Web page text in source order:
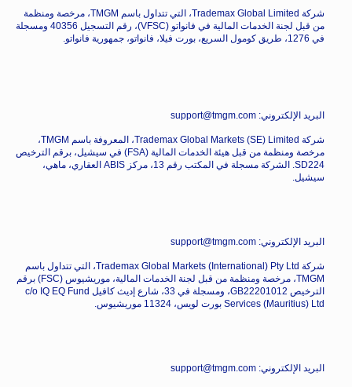
شركة Trademax Global Limited، التي تتداول باسم TMGM، مرخصة ومنظمة
من قبل لجنة الخدمات المالية في فانواتو (VFSC)، رقم التسجيل 40356 ومسجلة
في 1276، طريق كومول السريع، بورت فيلا، فانواتو، جمهورية فانواتو.
البريد الإلكتروني: support@tmgm.com
شركة Trademax Global Markets (SE) Limited، المعروفة باسم TMGM،
مرخصة ومنظمة من قبل هيئة الخدمات المالية (FSA) في سيشيل، برقم الترخيص
SD224. الشركة مسجلة في المكتب رقم 13، مركز ABIS العقاري، ماهي،
سيشيل.
البريد الإلكتروني: support@tmgm.com
شركة Trademax Global Markets (International) Pty Ltd، التي تتداول باسم
TMGM، مرخصة ومنظمة من قبل لجنة الخدمات المالية، موريشيوس (FSC) برقم
الترخيص GB22201012، ومسجلة في 33، شارع إديث كافيل c/o IQ EQ Fund
Services (Mauritius) Ltd بورت لويس، 11324 موريشيوس.
البريد الإلكتروني: support@tmgm.com